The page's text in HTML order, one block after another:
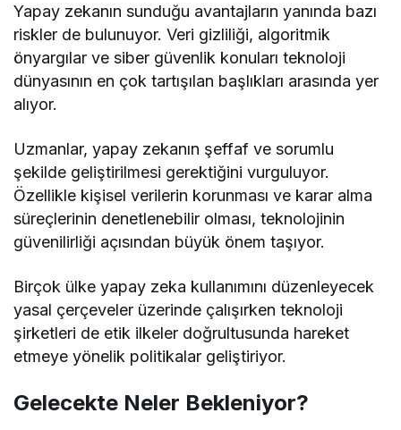
Yapay zekanın sunduğu avantajların yanında bazı
riskler de bulunuyor. Veri gizliliği, algoritmik
önyargılar ve siber güvenlik konuları teknoloji
dünyasının en çok tartışılan başlıkları arasında yer
alıyor.
Uzmanlar, yapay zekanın şeffaf ve sorumlu
şekilde geliştirilmesi gerektiğini vurguluyor.
Özellikle kişisel verilerin korunması ve karar alma
süreçlerinin denetlenebilir olması, teknolojinin
güvenilirliği açısından büyük önem taşıyor.
Birçok ülke yapay zeka kullanımını düzenleyecek
yasal çerçeveler üzerinde çalışırken teknoloji
şirketleri de etik ilkeler doğrultusunda hareket
etmeye yönelik politikalar geliştiriyor.
Gelecekte Neler Bekleniyor?